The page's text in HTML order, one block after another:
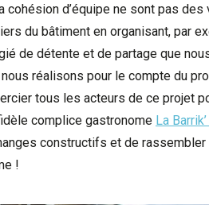
cohésion d’équipe ne sont pas
du bâtiment en organisant, par
de détente et de partage que
réalisons pour le compte du
tous les acteurs de ce projet
complice gastronome La
constructifs et de
!